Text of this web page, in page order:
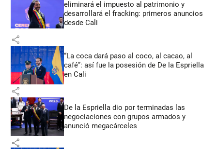
eliminará el impuesto al patrimonio y
desarrollará el fracking: primeros anuncios
desde Cali
share
“La coca dará paso al coco, al cacao, al
café”: así fue la posesión de De la Espriella
en Cali
share
De la Espriella dio por terminadas las
negociaciones con grupos armados y
anunció megacárceles
share